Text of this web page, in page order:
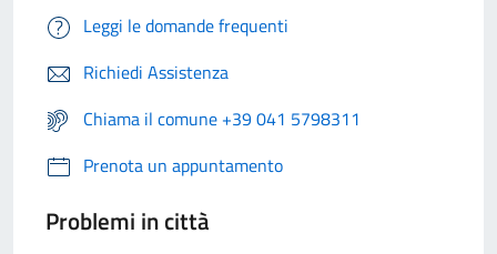
Leggi le domande frequenti
Richiedi Assistenza
Chiama il comune +39 041 5798311
Prenota un appuntamento
Problemi in città